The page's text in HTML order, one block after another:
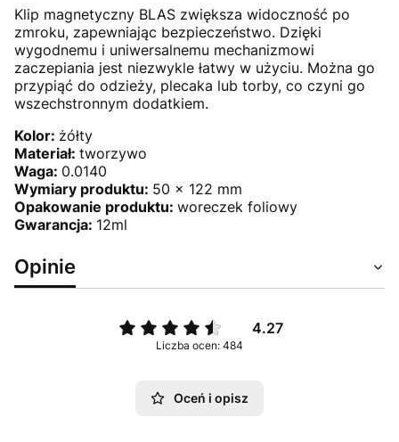
Klip magnetyczny BLAS zwiększa widoczność po
zmroku, zapewniając bezpieczeństwo. Dzięki
wygodnemu i uniwersalnemu mechanizmowi
zaczepiania jest niezwykle łatwy w użyciu. Można go
przypiąć do odzieży, plecaka lub torby, co czyni go
wszechstronnym dodatkiem.
Kolor: żółty
Materiał: tworzywo
Waga: 0.0140
Wymiary produktu: 50 x 122 mm
Opakowanie produktu: woreczek foliowy
Gwarancja: 12ml
Opinie
4.27
Liczba ocen: 484
Oceń i opisz